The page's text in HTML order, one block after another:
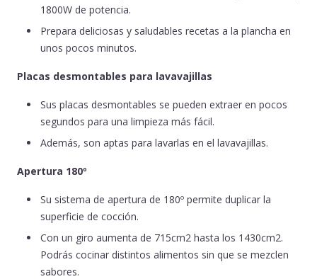
1800W de potencia.
Prepara deliciosas y saludables recetas a la plancha en
unos pocos minutos.
Placas desmontables para lavavajillas
Sus placas desmontables se pueden extraer en pocos
segundos para una limpieza más fácil.
Además, son aptas para lavarlas en el lavavajillas.
Apertura 180º
Su sistema de apertura de 180º permite duplicar la
superficie de cocción.
Con un giro aumenta de 715cm2 hasta los 1430cm2.
Podrás cocinar distintos alimentos sin que se mezclen
sabores.